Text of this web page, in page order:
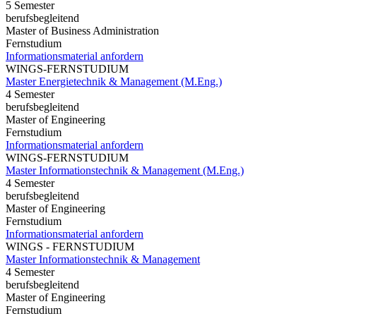
5 Semester
berufsbegleitend
Master of Business Administration
Fernstudium
Informationsmaterial anfordern
WINGS-FERNSTUDIUM
Master Energietechnik & Management (M.Eng.)
4 Semester
berufsbegleitend
Master of Engineering
Fernstudium
Informationsmaterial anfordern
WINGS-FERNSTUDIUM
Master Informationstechnik & Management (M.Eng.)
4 Semester
berufsbegleitend
Master of Engineering
Fernstudium
Informationsmaterial anfordern
WINGS - FERNSTUDIUM
Master Informationstechnik & Management
4 Semester
berufsbegleitend
Master of Engineering
Fernstudium